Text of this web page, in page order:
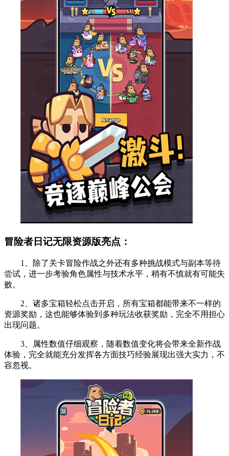
冒险者日记无限资源版亮点：
1、除了关卡冒险作战之外还有多种挑战模式与副本等待
尝试，进一步考验角色属性与技术水平，稍有不慎就有可能失
败。
2、诸多宝箱轻松点击开启，所有宝箱都能带来不一样的
资源奖励，这也能够体验到多种玩法收获奖励，完全不用担心
出现问题。
3、属性数值仔细观察，随着数值变化将会带来全新作战
体验，完全就能充分发挥各方面技巧经验展现出强大实力，不
容忽视。